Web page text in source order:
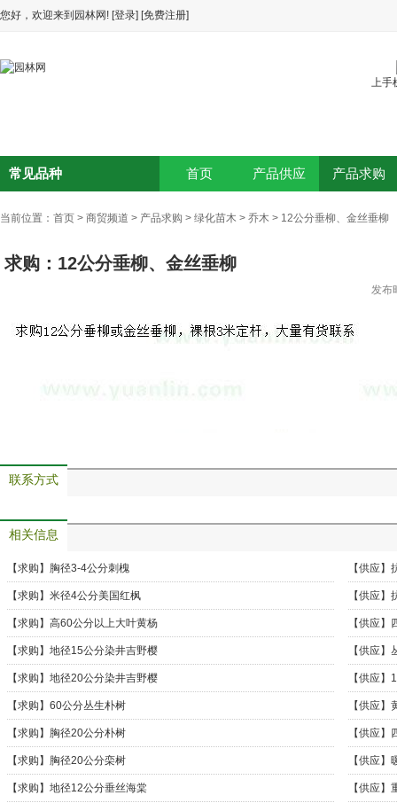
您好，欢迎来到园林网! [登录] [免费注册]
上手
首页 产品供应 产品求购
常见品种
当前位置： 首页 > 商贸频道 > 产品求购 > 绿化苗木 > 乔木 > 12公分垂柳、金丝垂柳
求购：12公分垂柳、金丝垂柳
发布
联系方式
相关信息
【求购】 胸径3-4公分刺槐
【求购】 米径4公分美国红枫
【求购】 高60公分以上大叶黄杨
【求购】 地径15公分染井吉野樱
【求购】 地径20公分染井吉野樱
【求购】 60公分丛生朴树
【求购】 胸径20公分朴树
【求购】 胸径20公分栾树
【求购】 地径12公分垂丝海棠
【供应】
【供应】
【供应】
格行情
【供应】
丝竹袋苗
【供应】
长期出售
【供应】
地
【供应】
草花
【供应】
【供应】